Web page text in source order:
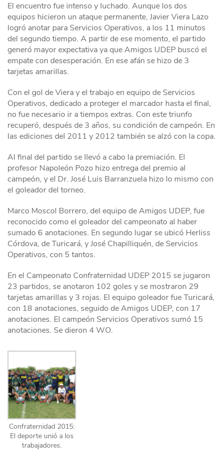
El encuentro fue intenso y luchado. Aunque los dos
equipos hicieron un ataque permanente, Javier Viera Lazo
logró anotar para Servicios Operativos, a los 11 minutos
del segundo tiempo. A partir de ese momento, el partido
generó mayor expectativa ya que Amigos UDEP buscó el
empate con desesperación. En ese afán se hizo de 3
tarjetas amarillas.
Con el gol de Viera y el trabajo en equipo de Servicios
Operativos, dedicado a proteger el marcador hasta el final,
no fue necesario ir a tiempos extras. Con este triunfo
recuperó, después de 3 años, su condición de campeón. En
las ediciones del 2011 y 2012 también se alzó con la copa.
Al final del partido se llevó a cabo la premiación. El
profesor Napoleón Pozo hizo entrega del premio al
campeón, y el Dr. José Luis Barranzuela hizo lo mismo con
el goleador del torneo.
Marco Moscol Borrero, del equipo de Amigos UDEP, fue
reconocido como el goleador del campeonato al haber
sumado 6 anotaciones. En segundo lugar se ubicó Herliss
Córdova, de Turicará, y José Chapilliquén, de Servicios
Operativos, con 5 tantos.
En el Campeonato Confraternidad UDEP 2015 se jugaron
23 partidos, se anotaron 102 goles y se mostraron 29
tarjetas amarillas y 3 rojas. El equipo goleador fue Turicará,
con 18 anotaciones, seguido de Amigos UDEP, con 17
anotaciones. El campeón Servicios Operativos sumó 15
anotaciones. Se dieron 4 WO.
Confraternidad 2015:
El deporte unió a los
trabajadores.